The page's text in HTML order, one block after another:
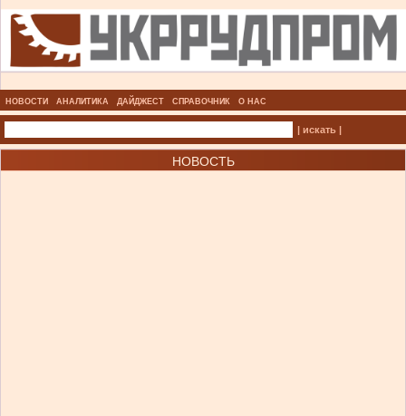
НОВОСТИ АНАЛИТИКА ДАЙДЖЕСТ СПРАВОЧНИК О НАС
| искать |
НОВОСТЬ